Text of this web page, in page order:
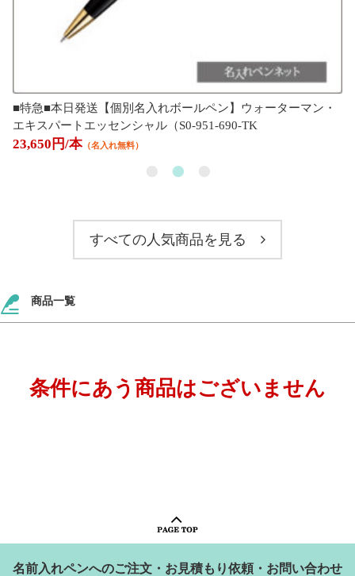
■特急■本日発送【個別名入れボールペン】ウォーターマン・
エキスパートエッセンシャル（S0-951-690-TK
23,650円/本（名入れ無料）
すべての人気商品を見る
商品一覧
条件にあう商品はございません
名前入れペンへのご注文・お見積もり依頼・お問い合わせ